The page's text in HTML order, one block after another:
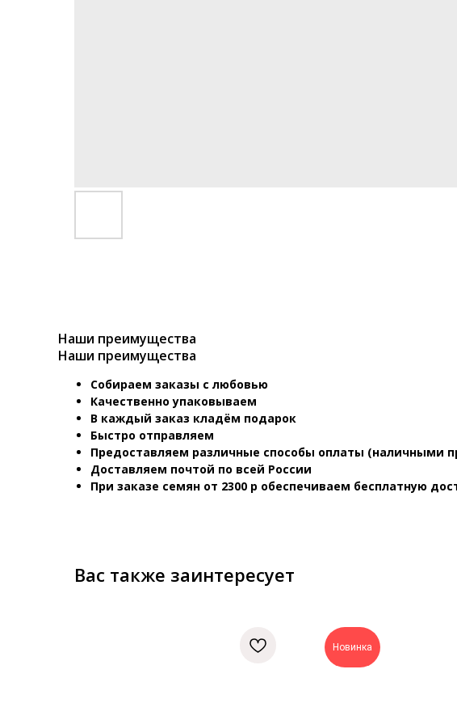
Наши преимущества
Наши преимущества
Собираем заказы с любовью
Качественно упаковываем
В каждый заказ кладём подарок
Быстро отправляем
Предоставляем различные способы оплаты (наличными
Доставляем почтой по всей России
При заказе семян от 2300 р обеспечиваем бесплатную
Вас также заинтересует
Новинка